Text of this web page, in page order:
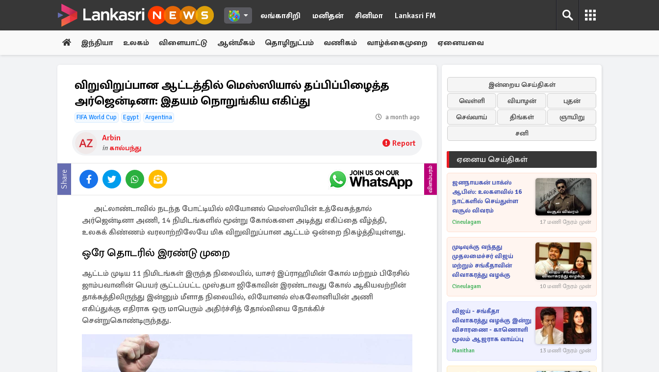
லங்காசிறி மனிதன் சினிமா Lankasri FM
இந்தியா உலகம் விளையாட்டு ஆன்மீகம் தொழிநுட்பம் வணிகம் வாழ்க்கைமுறை ஏனையவை
விறுவிறுப்பான ஆட்டத்தில் மெஸ்ஸியால் தப்பிப்பிழைத்த
அர்ஜென்டினா: இதயம் நொறுங்கிய எகிப்து
FIFA World Cup Egypt Argentina a month ago
Arbin
in கால்பந்து Report
Share விளம்பரம்
அட்லாண்டாவில் நடந்த போட்டியில் லியோனல் மெஸ்ஸியின் உத்வேகத்தால்
அர்ஜென்டினா அணி, 14 நிமிடங்களில் மூன்று கோல்களை அடித்து எகிப்தை வீழ்த்தி,
உலகக் கிண்ணம் வரலாற்றிலேயே மிக விறுவிறுப்பான ஆட்டம் ஒன்றை நிகழ்த்தியுள்ளது.
ஒரே தொடரில் இரண்டு முறை
ஆட்டம் முடிய 11 நிமிடங்கள் இருந்த நிலையில், யாசர் இப்ராஹிமின் கோல் மற்றும் பிரேசில்
ஜாம்பவானின் பெயர் சூட்டப்பட்ட முஸ்தபா ஜிகோவின் இரண்டாவது கோல் ஆகியவற்றின்
தாக்கத்திலிருந்து இன்னும் மீளாத நிலையில், லியோனல் ஸ்கலோனியின் அணி
எகிப்துக்கு எதிராக ஒரு மாபெரும் அதிர்ச்சித் தோல்வியை நோக்கிச்
சென்றுகொண்டிருந்தது.
இன்றைய செய்திகள்
வெள்ளி
வியாழன்
புதன்
செவ்வாய்
திங்கள்
ஞாயிறு
சனி
ஏனைய செய்திகள்
ஜனநாயகன் பாக்ஸ்
ஆபிஸ்: உலகளவில் 16
நாட்களில் செய்துள்ள
வசூல் விவரம்
Cineulagam 17 மணி நேரம் முன்
முடிவுக்கு வந்தது
முதலமைச்சர் விஜய்
மற்றும் சங்கீதாவின்
விவாகரத்து வழக்கு
Cineulagam 10 மணி நேரம் முன்
விஜய் - சங்கீதா
விவாகரத்து வழக்கு இன்று
விசாரணை - காணொளி
மூலம் ஆஜராக வாய்ப்பு
Manithan 13 மணி நேரம் முன்